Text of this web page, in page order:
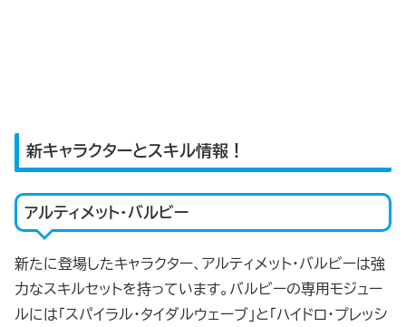
新キャラクターとスキル情報！
アルティメット・バルビー
新たに登場したキャラクター、アルティメット・バルビーは強
力なスキルセットを持っています。バルビーの専用モジュー
ルには「スパイラル・タイダルウェーブ」と「ハイドロ・プレッシ